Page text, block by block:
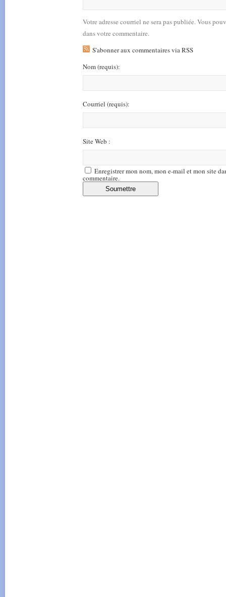
Votre adresse courriel ne sera pas publiée. Vous
dans votre commentaire.
S'abonner aux commentaires via RSS
Nom(requis):
Courriel (requis):
Site Web :
Enregistrer mon nom, mon e-mail et mon site
commentaire.